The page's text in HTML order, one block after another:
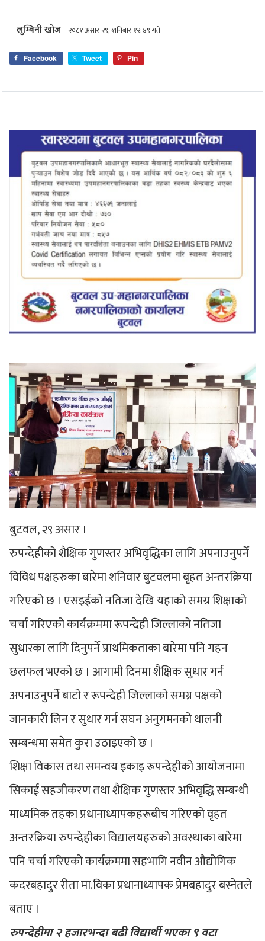
लुम्बिनी खोज २०८१ असार २९, शनिबार १२:४९ गते
Facebook Tweet Pin
बुटवल, २९ असार ।
रुपन्देहीको शैक्षिक गुणस्तर अभिवृद्धिका लागि अपनाउनुपर्ने
विविध पक्षहरुका बारेमा शनिवार बुटवलमा बृहत अन्तरक्रिया
गरिएको छ । एसइईको नतिजा देखि यहाको समग्र शिक्षाको
चर्चा गरिएको कार्यक्रममा रूपन्देही जिल्लाको नतिजा
सुधारका लागि दिनुपर्ने प्राथमिकताका बारेमा पनि गहन
छलफल भएको छ । आगामी दिनमा शैक्षिक सुधार गर्न
अपनाउनुपर्ने बाटो र रूपन्देही जिल्लाको समग्र पक्षको
जानकारी लिन र सुधार गर्न सघन अनुगमनको थालनी
सम्बन्धमा समेत कुरा उठाइएको छ ।
शिक्षा विकास तथा समन्वय इकाइ रूपन्देहीको आयोजनामा
सिकाई सहजीकरण तथा शैक्षिक गुणस्तर अभिवृद्धि सम्बन्धी
माध्यमिक तहका प्रधानाध्यापकहरूबीच गरिएको वृहत
अन्तरक्रिया रुपन्देहीका विद्यालयहरुको अवस्थाका बारेमा
पनि चर्चा गरिएको कार्यक्रममा सहभागि नवीन औद्योगिक
कदरबहादुर रीता मा.विका प्रधानाध्यापक प्रेमबहादुर बस्नेतले
बताए ।
रुपन्देहीमा २ हजारभन्दा बढी विद्यार्थी भएका ९ वटा